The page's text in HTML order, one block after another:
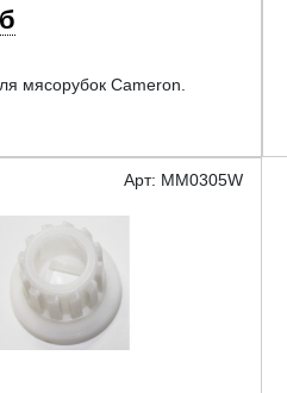
мясорубок Cameron.
Арт: MM0305W